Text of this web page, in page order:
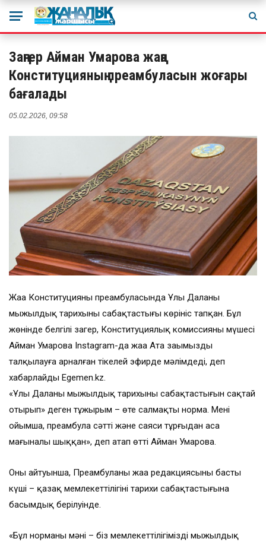
Заңгер Айман Умарова жаңа
Конституцияның преамбуласын жоғары
бағалады
05.02.2026, 09:58
Жаңа Конституцияның преамбуласында Ұлы Даланың
мыңжылдық тарихының сабақтастығы көрініс тапқан. Бұл
жөнінде белгілі заңгер, Конституциялық комиссияның мүшесі
Айман Умарова Instagram-да жаңа Ата заңымызды
талқылауға арналған тікелей эфирде мәлімдеді, деп
хабарлайды Egemen.kz.
«Ұлы Даланың мыңжылдық тарихының сабақтастығын сақтай
отырып» деген тұжырым – өте салмақты норма. Менің
ойымша, преамбула сәтті және саяси тұрғыдан аса
мағыналы шыққан», деп атап өтті Айман Умарова.
Оның айтуынша, Преамбуланың жаңа редакциясының басты
күші – қазақ мемлекеттілігінің тарихи сабақтастығына
басымдық берілуінде.
«Бұл норманың мәні – біз мемлекеттілігіміздің мыңжылдық